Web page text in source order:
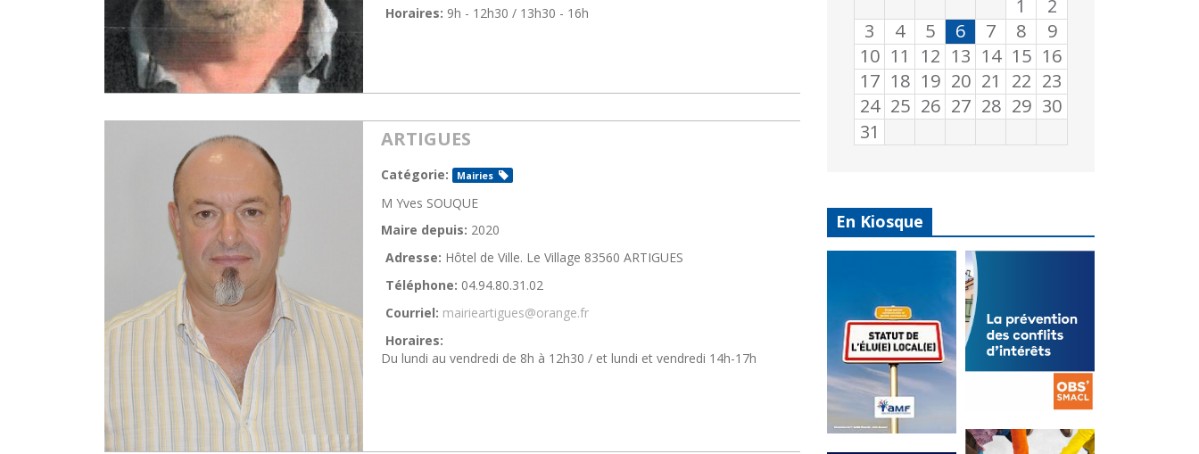
Horaires: 9h - 12h30 / 13h30 - 16h
ARTIGUES
Catégorie: Mairies
M Yves SOUQUE
Maire depuis: 2020
Adresse: Hôtel de Ville. Le Village 83560 ARTIGUES
Téléphone: 04.94.80.31.02
Courriel: mairieartigues@orange.fr
Horaires:
Du lundi au vendredi de 8h à 12h30 / et lundi et vendredi 14h-17h
1
2
3
4 5 6 7 8
9
10 11 12 13 14 15 16
17 18 19 20 21 22 23
24 25 26 27 28 29 30
31
En Kiosque
La